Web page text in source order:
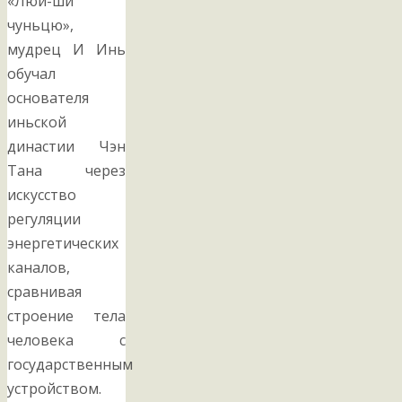
чуньцю»,
мудрец И Инь
обучал
основателя
иньской
династии Чэн
Тана через
искусство
регуляции
энергетических
каналов,
сравнивая
строение тела
человека с
государственным
устройством.